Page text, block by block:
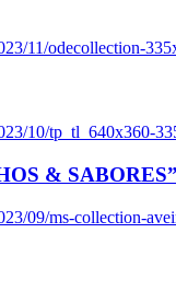
11/odecollection-
10/tp_tl_640x360-
&
09/ms-collection-